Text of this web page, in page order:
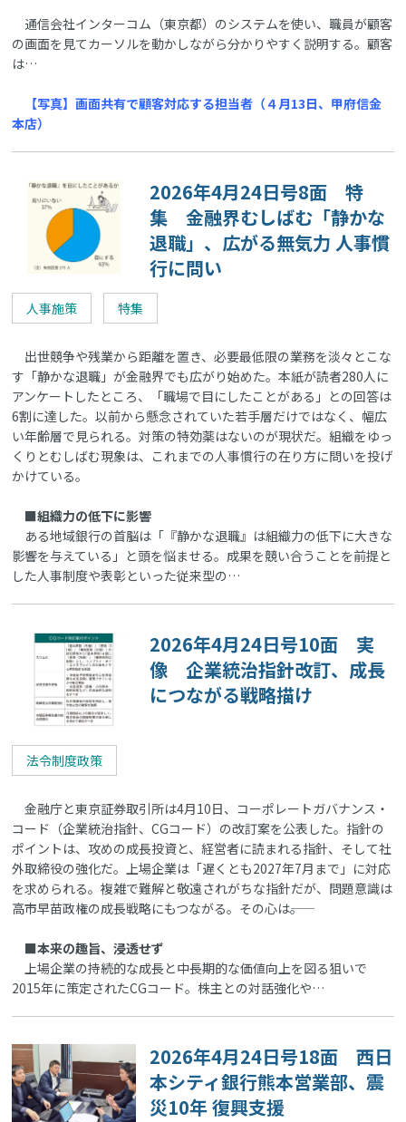
通信会社インターコム（東京都）のシステムを使い、職員が顧客
の画面を見てカーソルを動かしながら分かりやすく説明する。顧客
は…
【写真】画面共有で顧客対応する担当者（４月13日、甲府信金
本店）
2026年4月24日号8面 特
集 金融界むしばむ「静かな
退職」、広がる無気力 人事慣
行に問い
人事施策 特集
出世競争や残業から距離を置き、必要最低限の業務を淡々とこな
す「静かな退職」が金融界でも広がり始めた。本紙が読者280人に
アンケートしたところ、「職場で目にしたことがある」との回答は
6割に達した。以前から懸念されていた若手層だけではなく、幅広
い年齢層で見られる。対策の特効薬はないのが現状だ。組織をゆっ
くりとむしばむ現象は、これまでの人事慣行の在り方に問いを投げ
かけている。
■組織力の低下に影響
ある地域銀行の首脳は「『静かな退職』は組織力の低下に大きな
影響を与えている」と頭を悩ませる。成果を競い合うことを前提と
した人事制度や表彰といった従来型の…
2026年4月24日号10面 実
像 企業統治指針改訂、成長
につながる戦略描け
法令制度政策
金融庁と東京証券取引所は4月10日、コーポレートガバナンス・
コード（企業統治指針、CGコード）の改訂案を公表した。指針の
ポイントは、攻めの成長投資と、経営者に読まれる指針、そして社
外取締役の強化だ。上場企業は「遅くとも2027年7月まで」に対応
を求められる。複雑で難解と敬遠されがちな指針だが、問題意識は
高市早苗政権の成長戦略にもつながる。その心は――。
■本来の趣旨、浸透せず
上場企業の持続的な成長と中長期的な価値向上を図る狙いで
2015年に策定されたCGコード。株主との対話強化や…
2026年4月24日号18面 西日
本シティ銀行熊本営業部、震
災10年 復興支援